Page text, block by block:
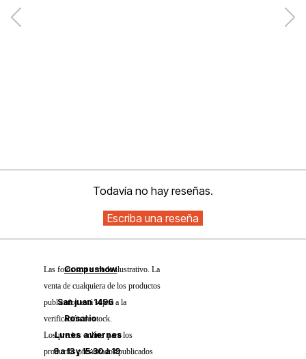
Todavía no hay reseñas.
Las fotos son a modo ilustrativo. La
venta de cualquiera de los productos
publicados está sujeta a la
verificación de stock.
Los precios online para los
productos presentados/publicados
Compushow
San juan 1496
Rosario
Lunes a viernes
9 a 13 y 15:30 a 19